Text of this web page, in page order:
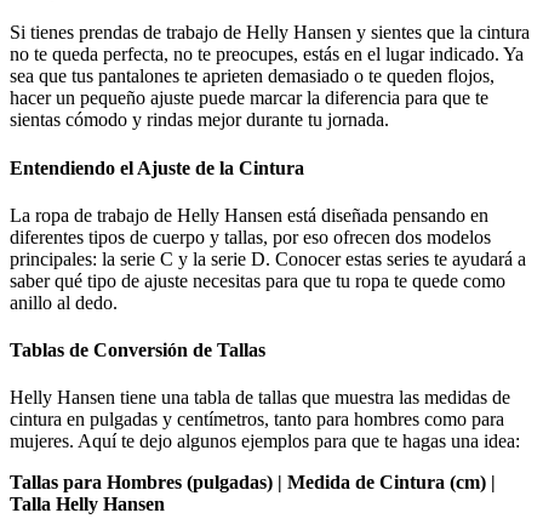
Si tienes prendas de trabajo de Helly Hansen y sientes que la cintura
no te queda perfecta, no te preocupes, estás en el lugar indicado. Ya
sea que tus pantalones te aprieten demasiado o te queden flojos,
hacer un pequeño ajuste puede marcar la diferencia para que te
sientas cómodo y rindas mejor durante tu jornada.
Entendiendo el Ajuste de la Cintura
La ropa de trabajo de Helly Hansen está diseñada pensando en
diferentes tipos de cuerpo y tallas, por eso ofrecen dos modelos
principales: la serie C y la serie D. Conocer estas series te ayudará a
saber qué tipo de ajuste necesitas para que tu ropa te quede como
anillo al dedo.
Tablas de Conversión de Tallas
Helly Hansen tiene una tabla de tallas que muestra las medidas de
cintura en pulgadas y centímetros, tanto para hombres como para
mujeres. Aquí te dejo algunos ejemplos para que te hagas una idea:
Tallas para Hombres (pulgadas) | Medida de Cintura (cm) |
Talla Helly Hansen